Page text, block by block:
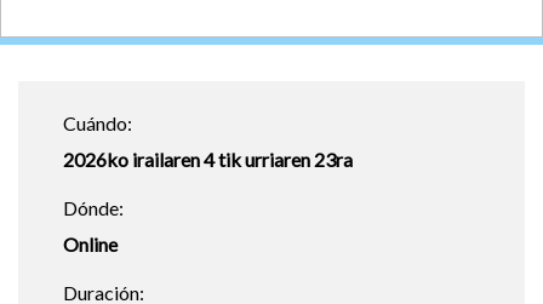
Cuándo:
2026ko irailaren 4 tik urriaren 23ra
Dónde:
Online
Duración: